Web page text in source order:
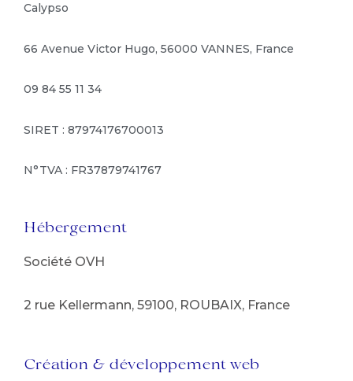
Calypso
66 Avenue Victor Hugo, 56000 VANNES, France
09 84 55 11 34
SIRET : 87974176700013
N°TVA : FR37879741767
Hébergement
Société OVH
2 rue Kellermann, 59100, ROUBAIX, France
Création & développement web